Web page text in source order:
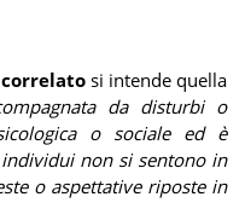
si intende quella
da disturbi o
o sociale ed è
non si sentono in
o aspettative riposte in